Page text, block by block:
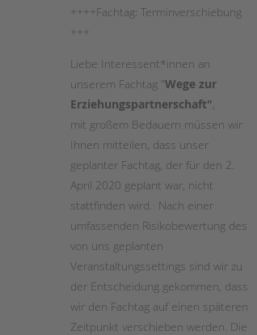
++++Fachtag: Terminverschiebung
+++
Liebe Interessent*innen an
unserem Fachtag "Wege zur
Erziehungspartnerschaft",
mit großem Bedauern müssen wir
Ihnen mitteilen, dass unser
geplanter Fachtag, der für den 2.
April 2020 geplant war, nicht
stattfinden wird. Nach einer
umfassenden Risikobewertung des
von uns geplanten
Veranstaltungssettings sind wir zu
der Entscheidung gekommen, dass
wir den Fachtag auf einen späteren
Zeitpunkt verschieben werden. Die